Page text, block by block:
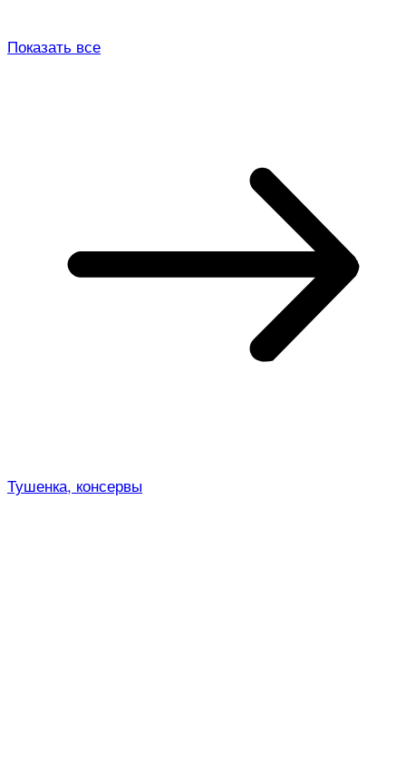
Показать все
Тушенка, консервы